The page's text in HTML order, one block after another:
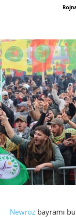
Newroz bayramı bu